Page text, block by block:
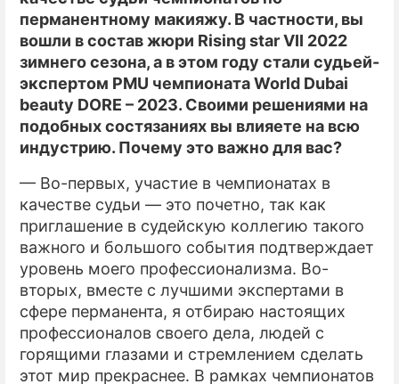
перманентному макияжу. В частности, вы
вошли в состав жюри Rising star VII 2022
зимнего сезона, а в этом году стали судьей-
экспертом PMU чемпионата World Dubai
beauty DORE – 2023. Своими решениями на
подобных состязаниях вы влияете на всю
индустрию. Почему это важно для вас?
— Во-первых, участие в чемпионатах в
качестве судьи — это почетно, так как
приглашение в судейскую коллегию такого
важного и большого события подтверждает
уровень моего профессионализма. Во-
вторых, вместе с лучшими экспертами в
сфере перманента, я отбираю настоящих
профессионалов своего дела, людей с
горящими глазами и стремлением сделать
этот мир прекраснее. В рамках чемпионатов